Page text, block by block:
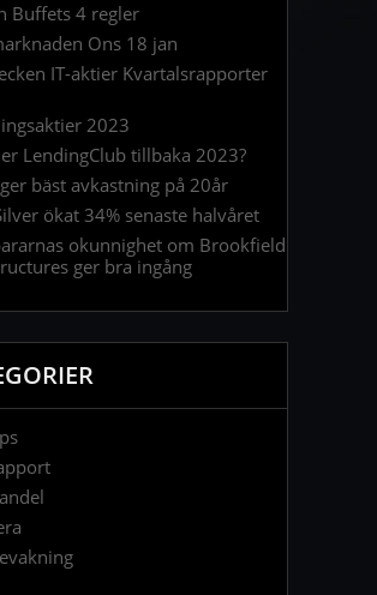
Buffets 4 regler
Ons 18 jan
IT-aktier Kvartalsrapporter
2023
LendingClub tillbaka 2023?
bäst avkastning på 20år
ökat 34% senaste halvåret
okunnighet om Brookfield
ger bra ingång